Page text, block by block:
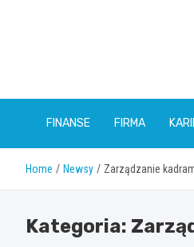
FINANSE FIRMA
Home Newsy Zarządzanie
Kategoria: